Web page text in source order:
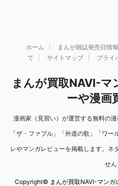
ホーム まんが雑誌発売日情報
て
サイトマップ プライ
まんが買取NAVI-マ
ーや漫画
漫画家（見習い）が運営する無料の
「ザ・ファブル」「外道の歌」「ワ
レやマンガレビューを掲載します。ネ
せん
Copyright© まんが買取NAVI-マンガ